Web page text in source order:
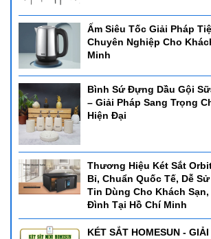
Ấm Siêu Tốc Giải Pháp
Chuyên Nghiệp Cho
Minh
Bình Sứ Đựng Dầu Gội
– Giải Pháp Sang Trọng
Hiện Đại
Thương Hiệu Két Sắt
Bỉ, Chuẩn Quốc Tế, Dễ
Tin Dùng Cho Khách
Đình Tại Hồ Chí Minh
KÉT SẮT HOMESUN -